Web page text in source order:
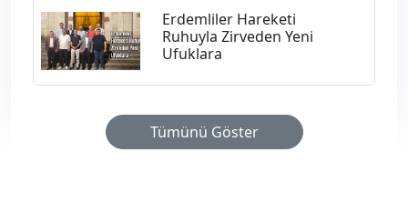
Erdemliler Hareketi
Ruhuyla Zirveden Yeni
Ufuklara
Tümünü Göster